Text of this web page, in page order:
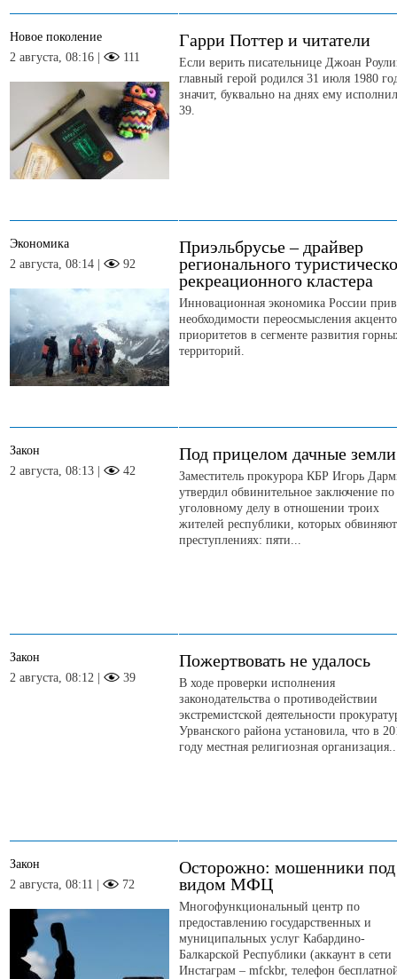
Новое поколение
2 августа, 08:16 |
111
Гарри Поттер и читатели
Если верить писательнице Джоан
главный герой родился 31 июля 1980
значит, буквально на днях ему
39.
Экономика
2 августа, 08:14 |
92
Приэльбрусье – драйвер
регионального
рекреационного кластера
Инновационная экономика России
необходимости переосмысления
приоритетов в сегменте развития
территорий.
Закон
2 августа, 08:13 |
42
Под прицелом дачные земли
Заместитель прокурора КБР Игорь
утвердил обвинительное заключение по
уголовному делу в отношении троих
жителей республики, которых
преступлениях: пяти...
Закон
2 августа, 08:12 |
39
Пожертвовать не удалось
В ходе проверки исполнения
законодательства о противодействии
экстремистской деятельности
Урванского района установила, что в
году местная религиозная
Закон
2 августа, 08:11 |
72
Осторожно: мошенники под
видом МФЦ
Многофункциональный центр по
предоставлению государственных и
муниципальных услуг Кабардино-
Балкарской Республики (аккаунт в сети
Инстаграм – mfckbr, телефон